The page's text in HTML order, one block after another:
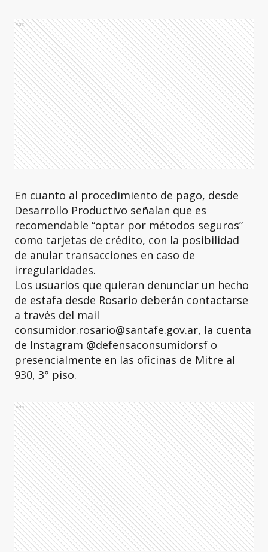
Ads
En cuanto al procedimiento de pago, desde
Desarrollo Productivo señalan que es
recomendable “optar por métodos seguros”
como tarjetas de crédito, con la posibilidad
de anular transacciones en caso de
irregularidades.
Los usuarios que quieran denunciar un hecho
de estafa desde Rosario deberán contactarse
a través del mail
consumidor.rosario@santafe.gov.ar, la cuenta
de Instagram @defensaconsumidorsf o
presencialmente en las oficinas de Mitre al
930, 3° piso.
Ads